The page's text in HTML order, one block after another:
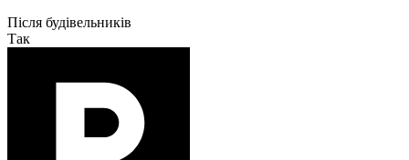
Після будівельників
Так